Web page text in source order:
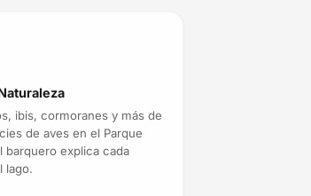
ibis, cormoranes y más de
de aves en el Parque
barquero explica cada
lago.